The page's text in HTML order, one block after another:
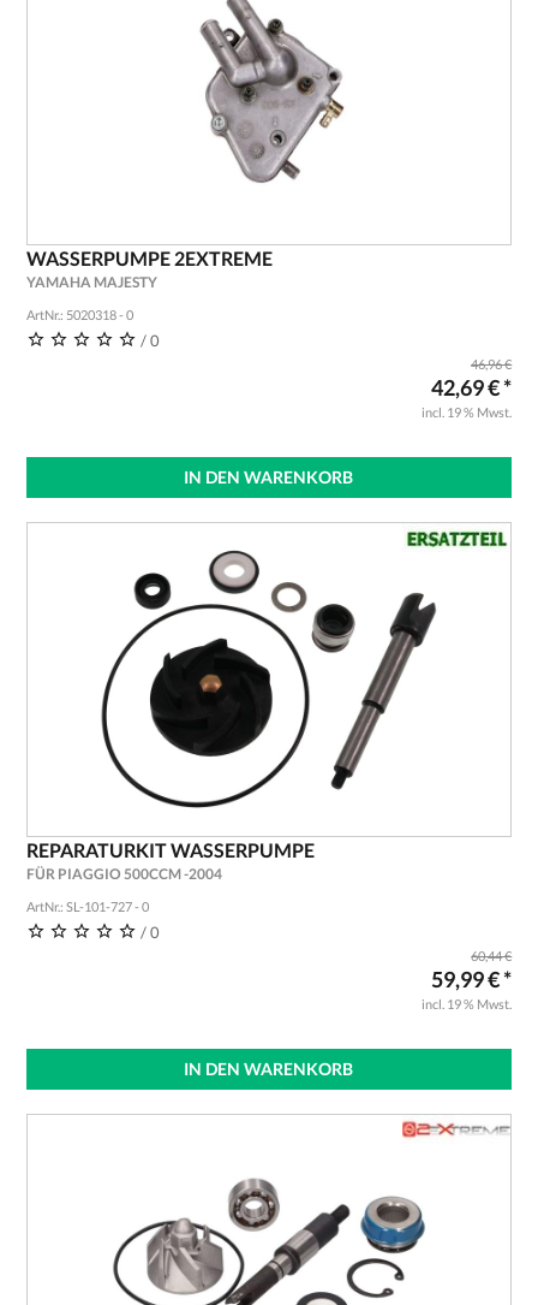
WASSERPUMPE 2EXTREME
YAMAHA MAJESTY
ArtNr.: 5020318 - 0
/ 0
46,96 €
42,69 € *
incl. 19 % Mwst.
IN DEN WARENKORB
REPARATURKIT WASSERPUMPE
FÜR PIAGGIO 500CCM -2004
ArtNr.: SL-101-727 - 0
/ 0
60,44 €
59,99 € *
incl. 19 % Mwst.
IN DEN WARENKORB